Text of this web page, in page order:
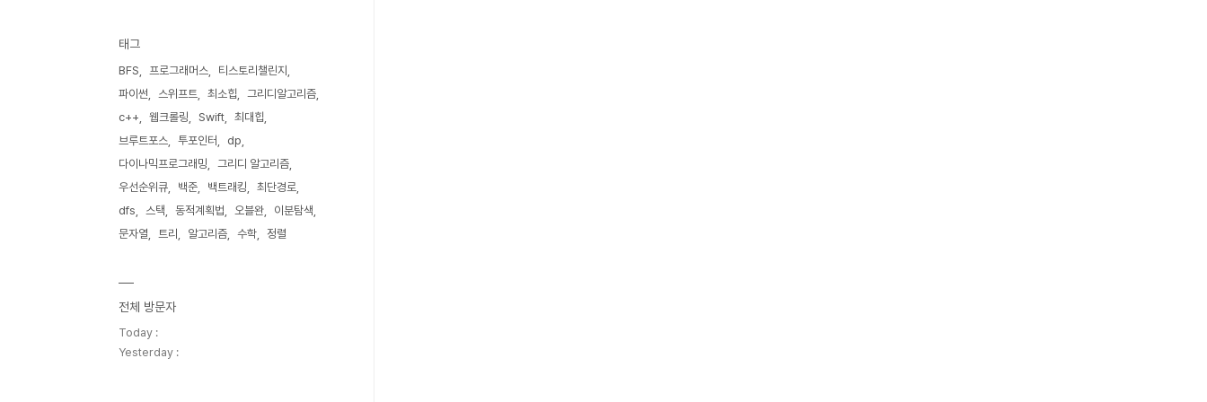
태그
BFS 프로그래머스
티스토리챌린지
파이썬
스위프트 최소힙
그리디알고리즘
c++
웹크롤링 Swift
최대힙
브루트포스
투포인터
dp
다이나믹프로그래밍
그리디 알고리즘
우선순위큐
백준 백트래킹
최단경로
dfs
스택 동적계획법 오블완
이분탐색
문자열
트리 알고리즘 수학 정렬
전체 방문자
Today :
Yesterday :